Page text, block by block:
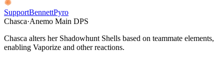
SupportBennettPyro
Chasca·Anemo Main DPS
Chasca alters her Shadowhunt Shells based on teammate elements,
enabling Vaporize and other reactions.